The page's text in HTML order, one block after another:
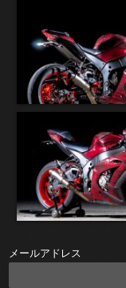
メールアドレス